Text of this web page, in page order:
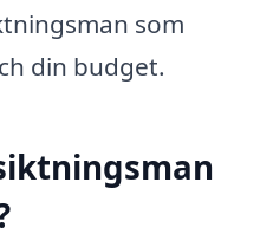
som
din budget.